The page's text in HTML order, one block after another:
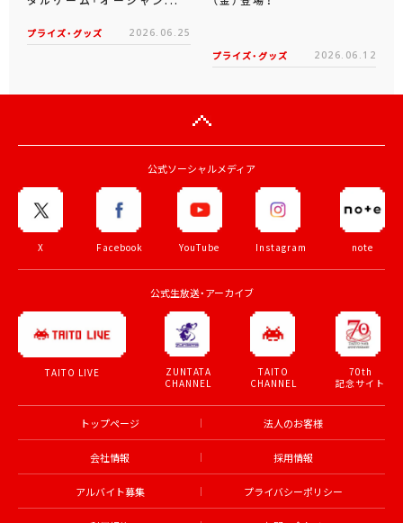
プライズ・グッズ 2026.06.25
プライズ・グッズ 2026.06.12
公式ソーシャルメディア
X Facebook YouTube Instagram note
公式生放送・アーカイブ
TAITO LIVE
ZUNTATA
CHANNEL
TAITO
CHANNEL
70th
記念サイト
トップページ 法人のお客様
会社情報 採用情報
アルバイト募集 プライバシーポリシー